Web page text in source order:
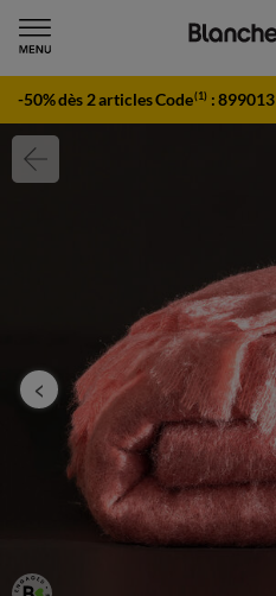
-50% dès 2 articles Code(1) :899013